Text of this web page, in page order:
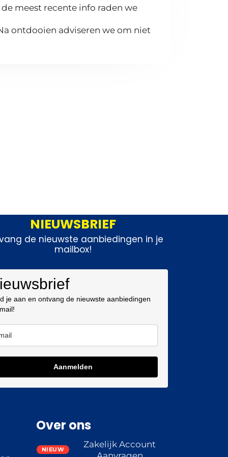
meest recente info raden we
ontdooien adviseren we om niet
NIEUWSBRIEF
de nieuwste aanbiedingen in je
mailbox!
je aan en ontvang de nieuwste aanbiedingen
Aanmelden
Over ons
Zakelijk Account